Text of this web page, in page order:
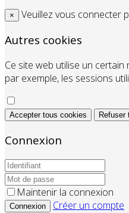
× Veuillez vous connecter
Autres cookies
Ce site web utilise un
par exemple, les sessions
Accepter tous cookies Refuser
Connexion
Maintenir la connexion
Connexion
Créer un compte